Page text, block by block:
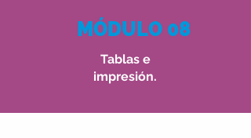
MÓDULO 08
Tablas e
impresión.